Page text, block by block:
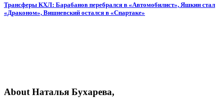
Трансферы КХЛ: Барабанов перебрался в «Автомобилист», Яшкин стал
«Драконом», Вишневский остался в «Спартаке»
About Наталья Бухарева,